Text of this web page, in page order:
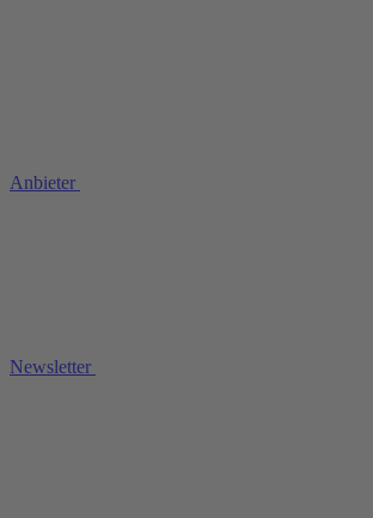
Anbieter
Newsletter